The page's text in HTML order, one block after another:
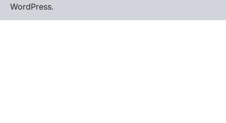
WordPress.